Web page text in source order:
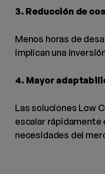
3. Reducción de
Menos horas de
implican una
4. Mayor
Las soluciones Low
escalar rápidamente
necesidades del